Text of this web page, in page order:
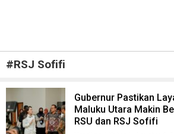
#RSJ Sofifi
Gubernur Pastikan
Maluku Utara Makin
RSU dan RSJ Sofifi